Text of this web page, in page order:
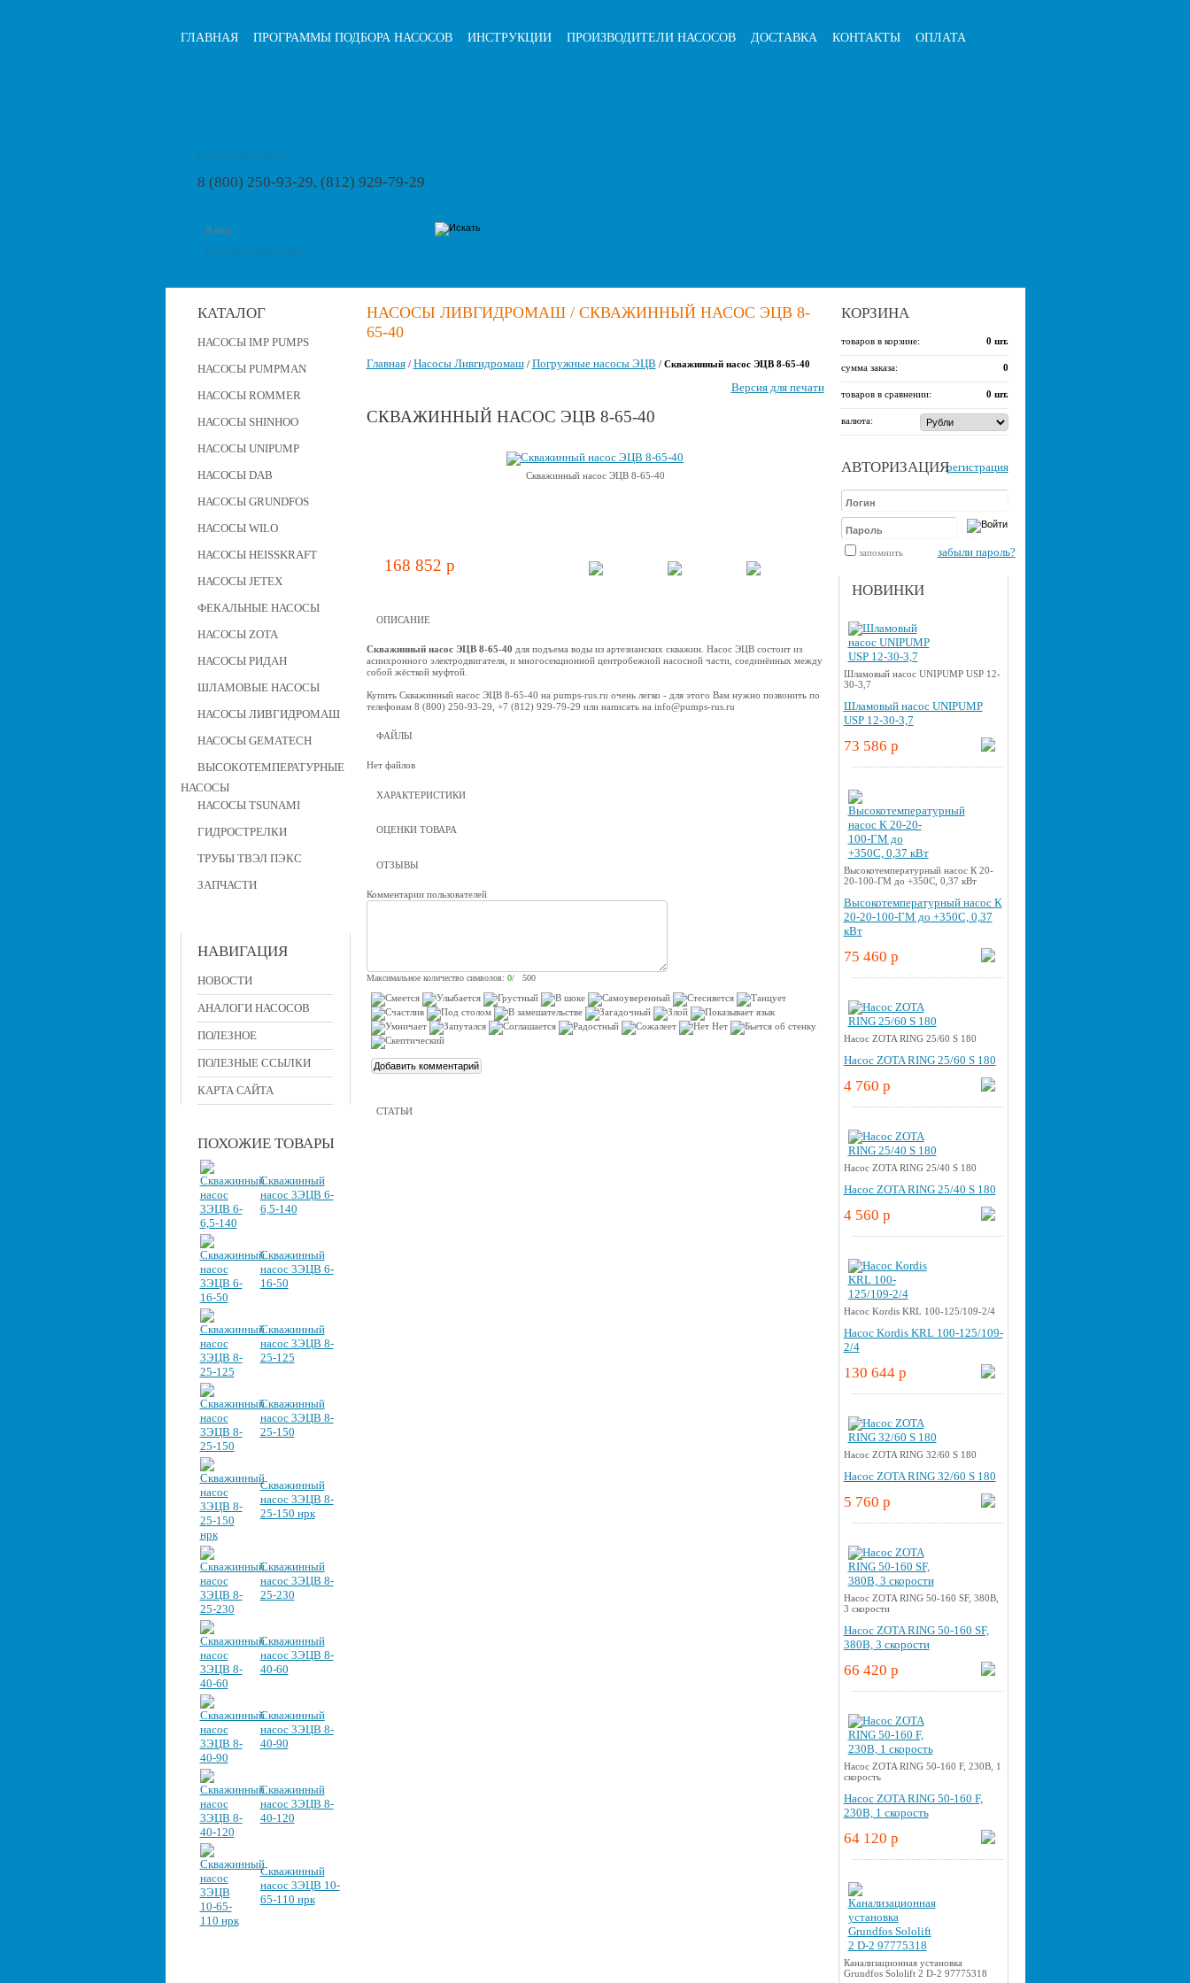
ГЛАВНАЯ ПРОГРАММЫ ПОДБОРА НАСОСОВ ИНСТРУКЦИИ ПРОИЗВОДИТЕЛИ НАСОСОВ ДОСТАВКА КОНТАКТЫ ОПЛАТА
8 (800) 250-93-29, (812) 929-79-29
КАТАЛОГ
НАСОСЫ IMP PUMPS
НАСОСЫ PUMPMAN
НАСОСЫ ROMMER
НАСОСЫ SHINHOO
НАСОСЫ UNIPUMP
НАСОСЫ DAB
НАСОСЫ GRUNDFOS
НАСОСЫ WILO
НАСОСЫ HEISSKRAFT
НАСОСЫ JETEX
ФЕКАЛЬНЫЕ НАСОСЫ
НАСОСЫ ZOTA
НАСОСЫ РИДАН
ШЛАМОВЫЕ НАСОСЫ
НАСОСЫ ЛИВГИДРОМАШ
НАСОСЫ GEMATECH
ВЫСОКОТЕМПЕРАТУРНЫЕ
НАСОСЫ
НАСОСЫ TSUNAMI
ГИДРОСТРЕЛКИ
ТРУБЫ ТВЭЛ ПЭКС
ЗАПЧАСТИ
НАВИГАЦИЯ
НОВОСТИ
АНАЛОГИ НАСОСОВ
ПОЛЕЗНОЕ
ПОЛЕЗНЫЕ ССЫЛКИ
КАРТА САЙТА
ПОХОЖИЕ ТОВАРЫ
Скважинный
насос 3ЭЦВ 6-
6,5-140
Скважинный
насос 3ЭЦВ 6-
16-50
Скважинный
насос 3ЭЦВ 8-
25-125
Скважинный
насос 3ЭЦВ 8-
25-150
Скважинный
насос 3ЭЦВ 8-
25-150 нрк
Скважинный
насос 3ЭЦВ 8-
25-230
Скважинный
насос 3ЭЦВ 8-
40-60
Скважинный
насос 3ЭЦВ 8-
40-90
Скважинный
насос 3ЭЦВ 8-
40-120
Скважинный
насос 3ЭЦВ 10-
65-110 нрк
КОРЗИНА
товаров в корзине: 0 шт.
сумма заказа: 0
товаров в сравнении: 0 шт.
валюта:
АВТОРИЗАЦИЯрегистрация
запомнить забыли пароль?
НОВИНКИ
Шламовый насос UNIPUMP USP 12-
30-3,7
Шламовый насос UNIPUMP
USP 12-30-3,7
73 586 p
Высокотемпературный насос К 20-
20-100-ГМ до +350С, 0,37 кВт
Высокотемпературный насос К
20-20-100-ГМ до +350С, 0,37
кВт
75 460 p
Насос ZOTA RING 25/60 S 180
Насос ZOTA RING 25/60 S 180
4 760 p
Насос ZOTA RING 25/40 S 180
Насос ZOTA RING 25/40 S 180
4 560 p
Насос Kordis KRL 100-125/109-2/4
Насос Kordis KRL 100-125/109-
2/4
130 644 p
Насос ZOTA RING 32/60 S 180
Насос ZOTA RING 32/60 S 180
5 760 p
Насос ZOTA RING 50-160 SF, 380В,
3 скорости
Насос ZOTA RING 50-160 SF,
380В, 3 скорости
66 420 p
Насос ZOTA RING 50-160 F, 230В, 1
скорость
Насос ZOTA RING 50-160 F,
230В, 1 скорость
64 120 p
Канализационная установка
Grundfos Sololift 2 D-2 97775318
НАСОСЫ ЛИВГИДРОМАШ / СКВАЖИННЫЙ НАСОС ЭЦВ 8-
65-40
Главная/ Насосы Ливгидромаш/ Погружные насосы ЭЦВ / Скважинный насос ЭЦВ 8-65-40
Версия для печати
СКВАЖИННЫЙ НАСОС ЭЦВ 8-65-40
Скважинный насос ЭЦВ 8-65-40
168 852 p
ОПИСАНИЕ
Скважинный насос ЭЦВ 8-65-40 для подъема воды из артезианских скважин. Насос ЭЦВ состоит из
асинхронного электродвигателя, и многосекционной центробежной наcосной части, соединённых между
собой жёсткой муфтой.
Купить Скважинный насос ЭЦВ 8-65-40 на pumps-rus.ru очень легко - для этого Вам нужно позвонить по
телефонам 8 (800) 250-93-29, +7 (812) 929-79-29 или написать на info@pumps-rus.ru
ФАЙЛЫ
Нет файлов
ХАРАКТЕРИСТИКИ
ОЦЕНКИ ТОВАРА
ОТЗЫВЫ
Комментарии пользователей
Максимальное количество символов: 0/ 500
СТАТЬИ